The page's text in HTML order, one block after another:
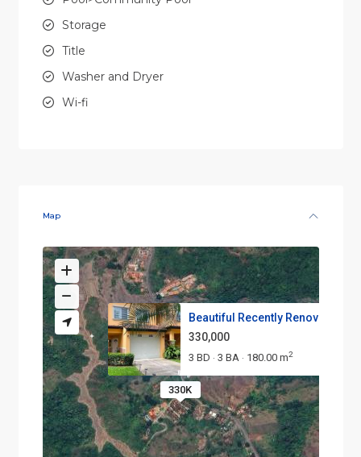
Storage
Title
Washer and Dryer
Wi-fi
Map
330K
Beautiful Recently Renovated
330,000
3 BD · 3 BA · 180.00 m2